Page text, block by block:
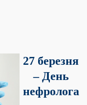
27 березня
– День
нефролога